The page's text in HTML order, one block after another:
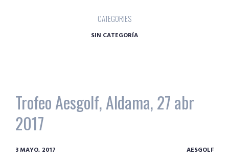
CATEGORIES
SIN CATEGORÍA
Trofeo Aesgolf, Aldama, 27 abr
2017
3 MAYO, 2017 AESGOLF